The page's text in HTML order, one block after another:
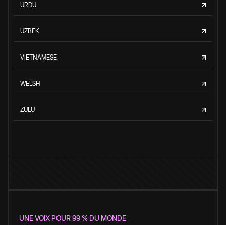
URDU
UZBEK
VIETNAMESE
WELSH
ZULU
UNE VOIX POUR 99 % DU MONDE